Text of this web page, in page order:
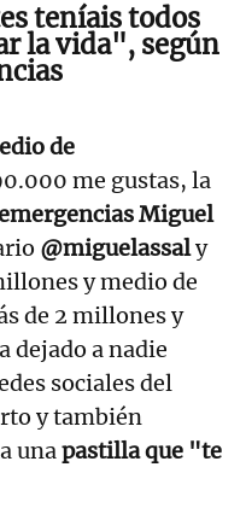
teníais todos
la vida", según
de
me gustas, la
Miguel
@miguelassaly
y medio de
de 2 millones y
dejado a nadie
sociales del
y también
unapastilla que "te